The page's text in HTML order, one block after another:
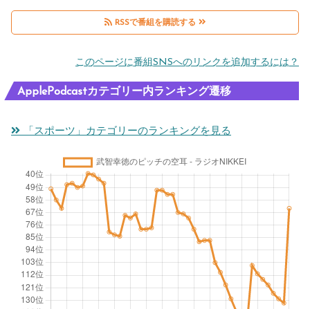
RSSで番組を購読する
このページに番組SNSへのリンクを追加するには？
ApplePodcastカテゴリー内ランキング遷移
「スポーツ」カテゴリーのランキングを見る